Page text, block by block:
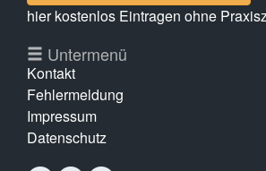
hier kostenlos Eintragen ohne
Untermenü
Kontakt
Fehlermeldung
Impressum
Datenschutz